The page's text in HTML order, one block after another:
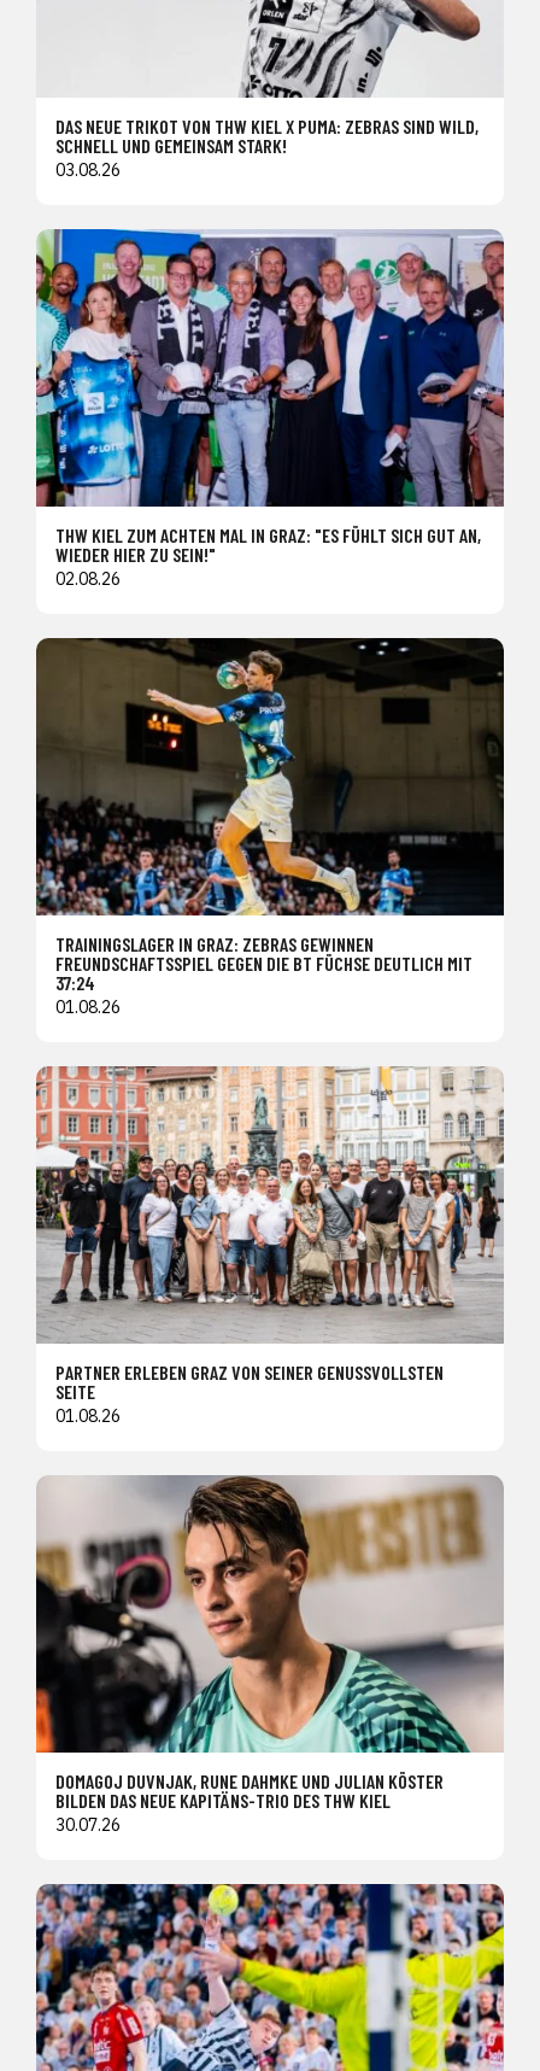
DAS NEUE TRIKOT VON THW KIEL X PUMA: ZEBRAS SIND WILD,
SCHNELL UND GEMEINSAM STARK!
03.08.26
THW KIEL ZUM ACHTEN MAL IN GRAZ: "ES FÜHLT SICH GUT AN,
WIEDER HIER ZU SEIN!"
02.08.26
TRAININGSLAGER IN GRAZ: ZEBRAS GEWINNEN
FREUNDSCHAFTSSPIEL GEGEN DIE BT FÜCHSE DEUTLICH MIT
37:24
01.08.26
PARTNER ERLEBEN GRAZ VON SEINER GENUSSVOLLSTEN
SEITE
01.08.26
DOMAGOJ DUVNJAK, RUNE DAHMKE UND JULIAN KÖSTER
BILDEN DAS NEUE KAPITÄNS-TRIO DES THW KIEL
30.07.26